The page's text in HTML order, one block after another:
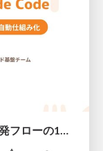
使いながら育てる Claude Code — 開発フローの1コマンド化 × 繰り返し指摘の自動仕組み化